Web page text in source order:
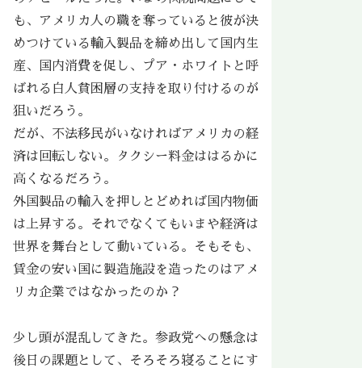
も、アメリカ人の職を奪っていると彼が決
めつけている輸入製品を締め出して国内生
産、国内消費を促し、プア・ホワイトと呼
ばれる白人貧困層の支持を取り付けるのが
狙いだろう。
だが、不法移民がいなければアメリカの経
済は回転しない。タクシー料金ははるかに
高くなるだろう。
外国製品の輸入を押しとどめれば国内物価
は上昇する。それでなくてもいまや経済は
世界を舞台として動いている。そもそも、
賃金の安い国に製造施設を造ったのはアメ
リカ企業ではなかったのか？
少し頭が混乱してきた。参政党への懸念は
後日の課題として、そろそろ寝ることにす